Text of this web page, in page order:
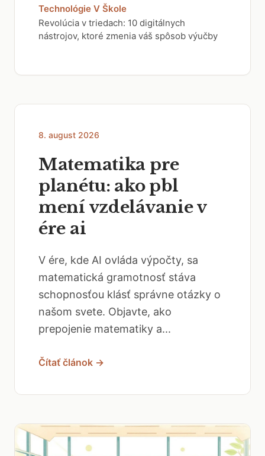
Technológie V Škole
Revolúcia v triedach: 10 digitálnych
nástrojov, ktoré zmenia váš spôsob výučby
8. august 2026
Matematika pre
planétu: ako pbl
mení vzdelávanie v
ére ai
V ére, kde AI ovláda výpočty, sa
matematická gramotnosť stáva
schopnosťou klásť správne otázky o
našom svete. Objavte, ako
prepojenie matematiky a...
Čítať článok →